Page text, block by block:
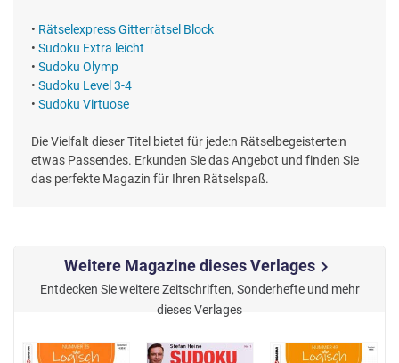
• Rätselexpress Gitterrätsel Block
• Sudoku Extra leicht
• Sudoku Olymp
• Sudoku Level 3-4
• Sudoku Virtuose
Die Vielfalt dieser Titel bietet für jede:n Rätselbegeisterte:n
etwas Passendes. Erkunden Sie das Angebot und finden Sie
das perfekte Magazin für Ihren Rätselspaß.
Weitere Magazine dieses Verlageschevron_right
Entdecken Sie weitere Zeitschriften, Sonderhefte und mehr
dieses Verlages